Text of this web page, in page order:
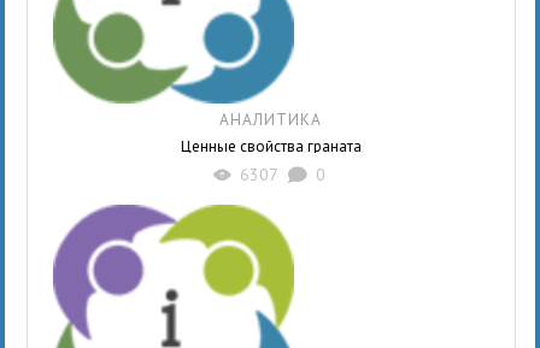
АНАЛИТИКА
Ценные свойства граната
X 6307 K 0